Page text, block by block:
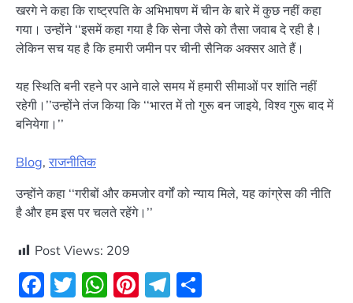
खरगे ने कहा कि राष्ट्रपति के अभिभाषण में चीन के बारे में कुछ नहीं कहा
गया। उन्होंने ‘‘इसमें कहा गया है कि सेना जैसे को तैसा जवाब दे रही है।
लेकिन सच यह है कि हमारी जमीन पर चीनी सैनिक अक्सर आते हैं।
यह स्थिति बनी रहने पर आने वाले समय में हमारी सीमाओं पर शांति नहीं
रहेगी।’’उन्होंने तंज किया कि ‘‘भारत में तो गुरू बन जाइये, विश्व गुरू बाद में
बनियेगा।’’
Blog, राजनीतिक
उन्होंने कहा ‘‘गरीबों और कमजोर वर्गों को न्याय मिले, यह कांग्रेस की नीति
है और हम इस पर चलते रहेंगे।’’
Post Views: 209
Facebook
Twitter
WhatsApp
Pinterest
Telegram